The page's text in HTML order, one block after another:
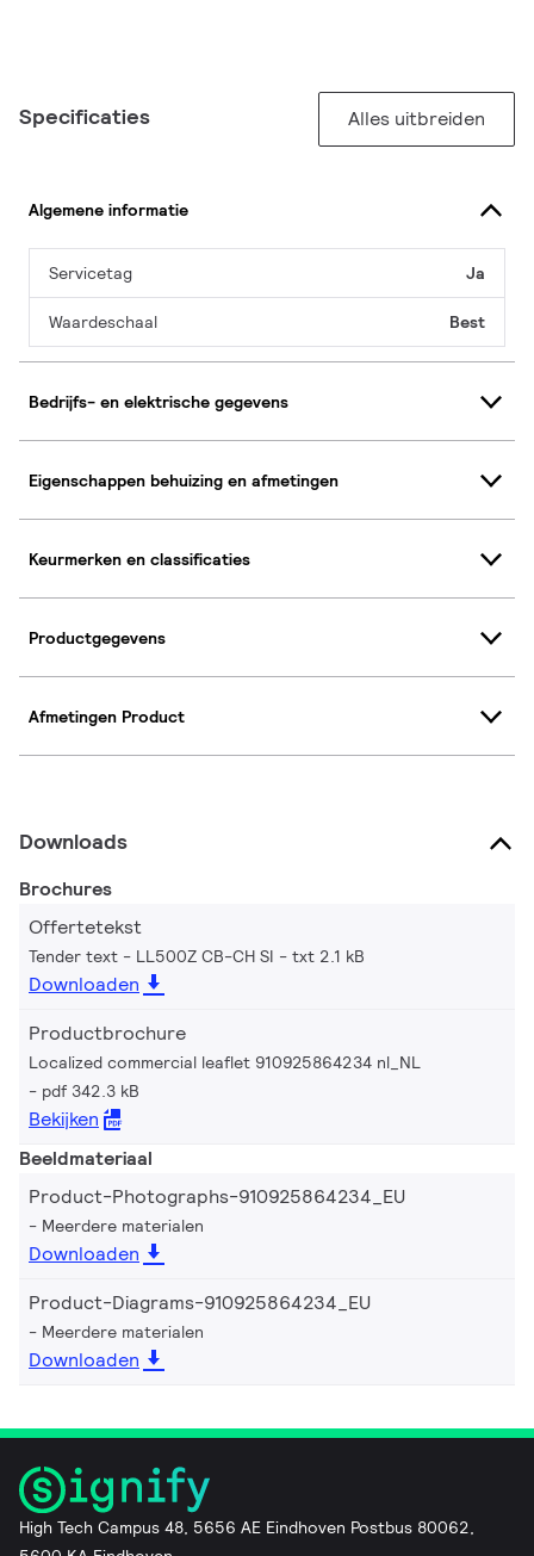
Specificaties Alles uitbreiden
Algemene informatie
Servicetag Ja
Waardeschaal Best
Bedrijfs- en elektrische gegevens
Eigenschappen behuizing en afmetingen
Keurmerken en classificaties
Productgegevens
Afmetingen Product
Downloads
Brochures
Offertetekst
Tender text - LL500Z CB-CH SI txt 2.1 kB
Downloaden
Productbrochure
Localized commercial leaflet 910925864234 nl_NL
pdf 342.3 kB
Bekijken
Beeldmateriaal
Product-Photographs-910925864234_EU
Meerdere materialen
Downloaden
Product-Diagrams-910925864234_EU
Meerdere materialen
Downloaden
High Tech Campus 48, 5656 AE Eindhoven Postbus 80062,